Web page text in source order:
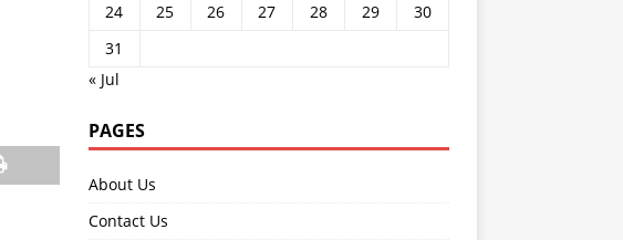
24
25 26 27 28 29
30
31
« Jul
PAGES
About Us
Contact Us